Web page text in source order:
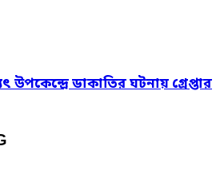
উপকেন্দ্রে ডাকাতির ঘটনায় গ্রেপ্তার